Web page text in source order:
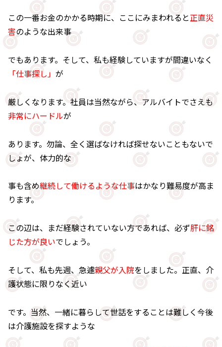
この一番お金のかかる時期に、ここにみまわれると正直災
害のような出来事
でもあります。そして、私も経験していますが間違いなく
「仕事探し」 が
厳しくなります。社員は当然ながら、アルバイトでさえも
非常にハードルが
あります。勿論、全く選ばなければ探せないこともないで
しょが、体力的な
事も含め継続して働けるような仕事はかなり難易度が高ま
ります。
この辺は、まだ経験されていない方であれば、必ず肝に銘
じた方が良いでしょう。
そして、私も先週、急遽親父が入院をしました。正直、介
護状態に限りなく近い
です。当然、一緒に暮らして世話をすることは難しく今後
は介護施設を探すような